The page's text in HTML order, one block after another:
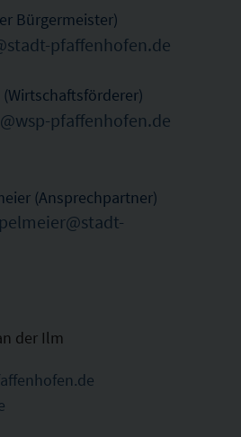
Bürgermeister)
pfaffenhofen.de
pfaffenhofen.de
(Ansprechpartner)
der Ilm